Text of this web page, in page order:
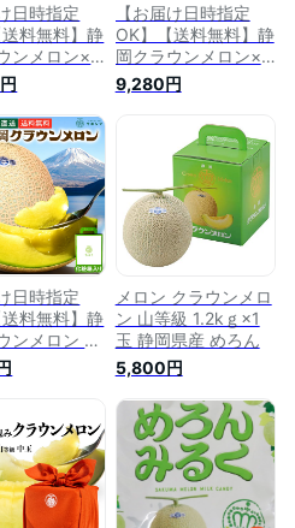
日時指定
料無料】静
ンメロン×
ぎ肝のたれ
アムギフト
セット (ク
ロン山等級
県産) 国産
のたれ煮
【お届け日時指定
OK】【送料無料】静
岡クラウンメロン×
陽だまりみかんジュ
ースセット (クラウ
ンメロン白等級 1玉
(静岡県産) 陽だまり
みかんジュース
(180ml) 6本)ガラス
温室栽培
9,280円
日時指定
料無料】静
ンメロン 白
前後 1玉
室栽培 化粧
岡県産
メロン クラウンメロ
ン 山等級 1.2kｇ×1
玉 静岡県産 めろん
5,800円